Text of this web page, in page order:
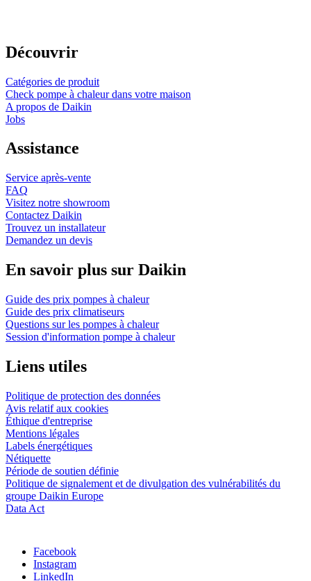
Découvrir
Catégories de produit
Check pompe à chaleur dans votre maison
A propos de Daikin
Jobs
Assistance
Service après-vente
FAQ
Visitez notre showroom
Contactez Daikin
Trouvez un installateur
Demandez un devis
En savoir plus sur Daikin
Guide des prix pompes à chaleur
Guide des prix climatiseurs
Questions sur les pompes à chaleur
Session d'information pompe à chaleur
Liens utiles
Politique de protection des données
Avis relatif aux cookies
Éthique d'entreprise
Mentions légales
Labels énergétiques
Nétiquette
Période de soutien définie
Politique de signalement et de divulgation des vulnérabilités du
groupe Daikin Europe
Data Act
Facebook
Instagram
LinkedIn